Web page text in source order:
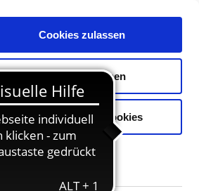
Cookies zulassen
Auswahl erlauben
Nur notwendige Cookies
Erlebnisse Buchen